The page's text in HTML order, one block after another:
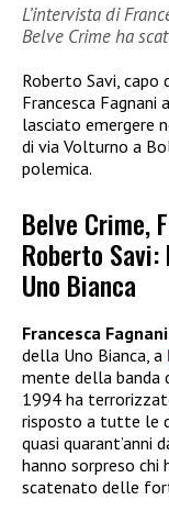
L’intervista di
Belve Crime ha
Roberto Savi,
Francesca Fagnani
lasciato emergere
di via Volturno a
polemica.
Belve Crime,
Roberto
Uno Bianca
Francesca Fagnani
della Uno Bianca, a
mente della banda
1994 ha
risposto a tutte le
quasi quarant’anni
hanno sorpreso chi
scatenato delle